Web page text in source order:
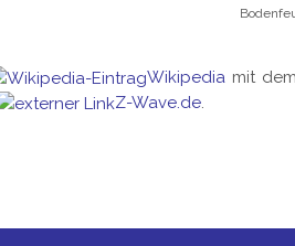
Wikipedia mit
Z-Wave.de.